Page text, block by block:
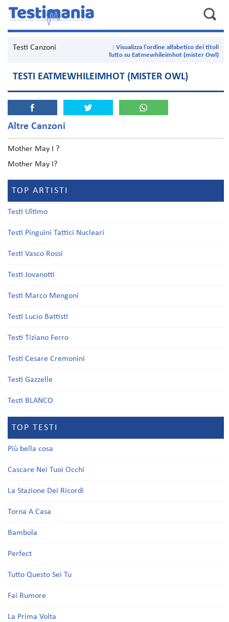
Testi Canzoni
Visualizza l'ordine alfabetico dei titoli
Tutto su Eatmewhileimhot (mister Owl)
TESTI EATMEWHILEIMHOT (MISTER OWL)
Altre Canzoni
Mother May I ?
Mother May I?
TOP ARTISTI
Testi Ultimo
Testi Pinguini Tattici Nucleari
Testi Vasco Rossi
Testi Jovanotti
Testi Marco Mengoni
Testi Lucio Battisti
Testi Tiziano Ferro
Testi Cesare Cremonini
Testi Gazzelle
Testi BLANCO
TOP TESTI
Più bella cosa
Cascare Nei Tuoi Occhi
La Stazione Dei Ricordi
Torna A Casa
Bambola
Perfect
Tutto Questo Sei Tu
Fai Rumore
La Prima Volta